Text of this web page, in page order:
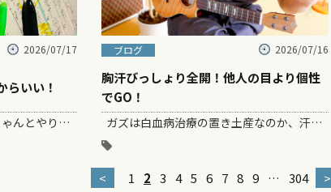
2026/07/17
らいい！
「こうしなさい！」 「ちゃんとやりなさい！」 「普通はこうでしょ！」…
ブログ 2026/07/16
胸汗びっしょり全開！他人の目より個性
でGO！
ガズは白血病治療の置き土産なのか、汗をうまくかけない体、、、 だから夏はなかなか厄介で、気をつけないと熱中症みたい…
< 1 2 3 4 5 6 7 8 9 … 304 >